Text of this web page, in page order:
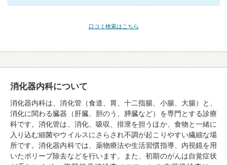
口コミ検索はこちら
消化器内科について
消化器内科は、消化管（食道、胃、十二指腸、小腸、大腸）と、
消化に関わる臓器（肝臓、胆のう、膵臓など）を専門とする診療
科です。消化管は、消化、吸収、排泄を担うほか、食物と一緒に
入り込む細菌やウイルスにさらされ不調が起こりやすい繊細な場
所です。消化器内科では、薬物療法や生活習慣指導、内視鏡を用
いたポリープ除去などを行います。また、初期のがんは自覚症状